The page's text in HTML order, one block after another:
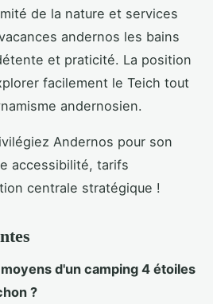
de la nature et services
andernos les bains
et praticité. La position
facilement le Teich tout
andernosien.
Andernos pour son
accessibilité, tarifs
centrale stratégique !
d'un camping 4 étoiles
?